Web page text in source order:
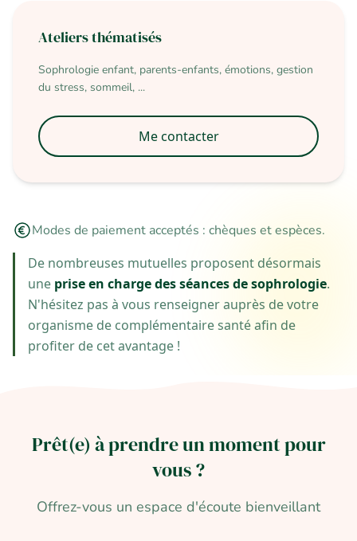
Ateliers thématisés
Sophrologie enfant, parents-enfants, émotions, gestion
du stress, sommeil, ...
Me contacter
Modes de paiement acceptés : chèques et espèces.
De nombreuses mutuelles proposent désormais
une prise en charge des séances de sophrologie.
N'hésitez pas à vous renseigner auprès de votre
organisme de complémentaire santé afin de
profiter de cetavantage !
Prêt(e) à prendre un moment pour
vous ?
Offrez-vous un espace d'écoute bienveillant